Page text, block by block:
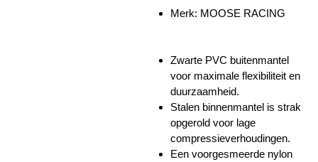
Merk: MOOSE RACING
Zwarte PVC buitenmantel
voor maximale flexibiliteit en
duurzaamheid.
Stalen binnenmantel is strak
opgerold voor lage
compressieverhoudingen.
Een voorgesmeerde nylon